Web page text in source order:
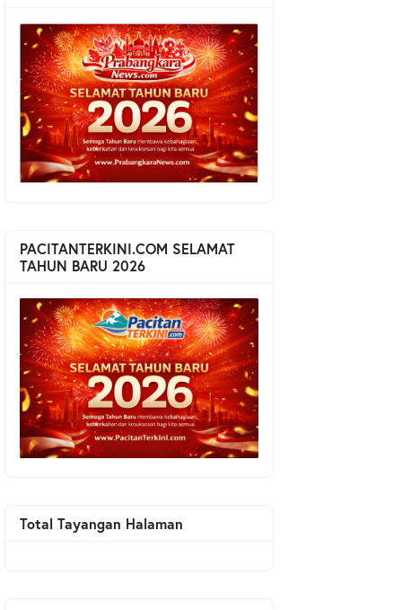
PACITANTERKINI.COM SELAMAT
TAHUN BARU 2026
Total Tayangan Halaman